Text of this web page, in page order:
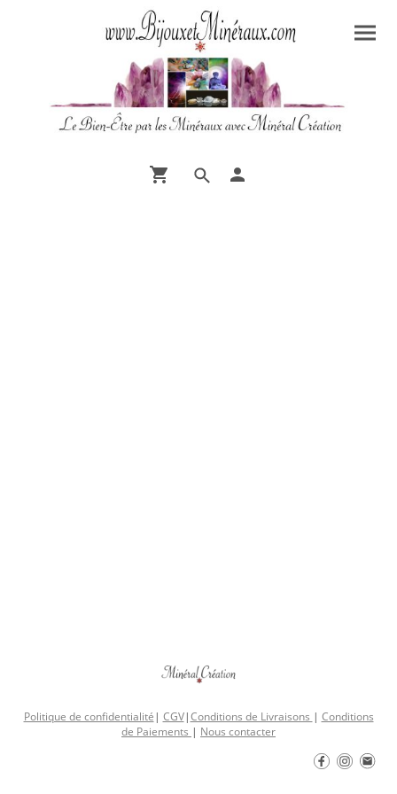
Politique de confidentialité | CGV|Conditions de Livraisons | Conditions
de Paiements | Nous contacter